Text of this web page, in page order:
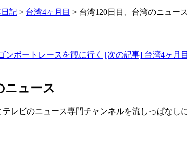
記 > 台湾4ヶ月目 > 台湾120日目、台湾のニュース
ンボートレースを観に行く [次の記事] 台湾4ヶ月
ニュース
レビのニュース専門チャンネルを流しっぱな